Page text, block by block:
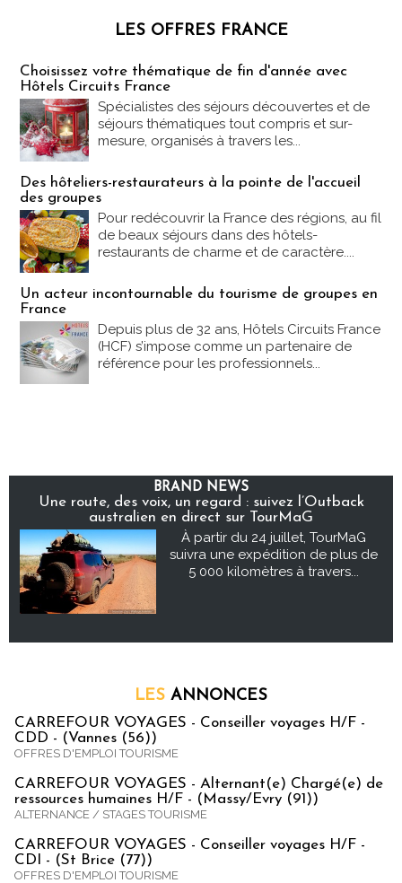
LES OFFRES FRANCE
Choisissez votre thématique de fin d'année avec
Hôtels Circuits France
Spécialistes des séjours découvertes et de
séjours thématiques tout compris et sur-
mesure, organisés à travers les...
Des hôteliers-restaurateurs à la pointe de l'accueil
des groupes
Pour redécouvrir la France des régions, au fil
de beaux séjours dans des hôtels-
restaurants de charme et de caractère....
Un acteur incontournable du tourisme de groupes en
France
Depuis plus de 32 ans, Hôtels Circuits France
(HCF) s’impose comme un partenaire de
référence pour les professionnels...
BRAND NEWS
Une route, des voix, un regard : suivez l’Outback
australien en direct sur TourMaG
À partir du 24 juillet, TourMaG
suivra une expédition de plus de
5 000 kilomètres à travers...
LES ANNONCES
CARREFOUR VOYAGES - Conseiller voyages H/F -
CDD - (Vannes (56))
OFFRES D'EMPLOI TOURISME
CARREFOUR VOYAGES - Alternant(e) Chargé(e) de
ressources humaines H/F - (Massy/Evry (91))
ALTERNANCE / STAGES TOURISME
CARREFOUR VOYAGES - Conseiller voyages H/F -
CDI - (St Brice (77))
OFFRES D'EMPLOI TOURISME